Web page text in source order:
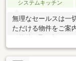
システムキッチン
無理なセールスは一
ただける物件をご案
す！